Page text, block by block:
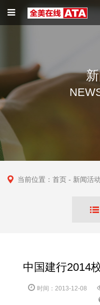
当前位置： 首页 - 新闻活动
中国建行2014
时间：2013-12-08